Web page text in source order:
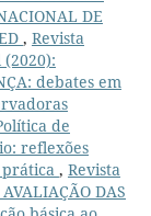
DE
, Revista
debates em
de
reflexões
prática , Revista
DAS